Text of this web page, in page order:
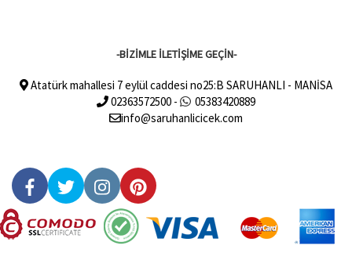
-BİZİMLE İLETİŞİME GEÇİN-
Atatürk mahallesi 7 eylül caddesi no25:B SARUHANLI - MANİSA
02363572500 -
05383420889
info@saruhanlicicek.com